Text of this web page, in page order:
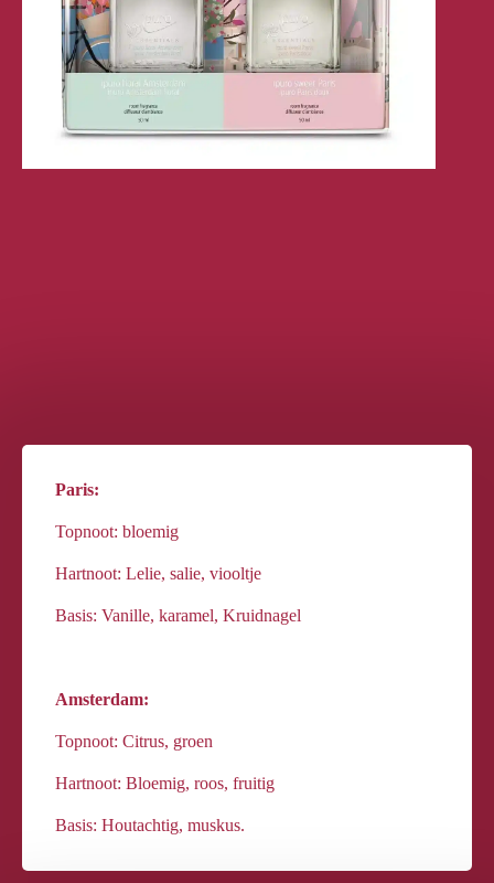
Paris:
Topnoot: bloemig
Hartnoot: Lelie, salie, viooltje
Basis: Vanille, karamel, Kruidnagel
Amsterdam:
Topnoot: Citrus, groen
Hartnoot: Bloemig, roos, fruitig
Basis: Houtachtig, muskus.